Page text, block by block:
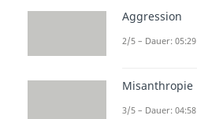
Aggression
2/5 – Dauer: 05:29
Misanthropie
3/5 – Dauer: 04:58